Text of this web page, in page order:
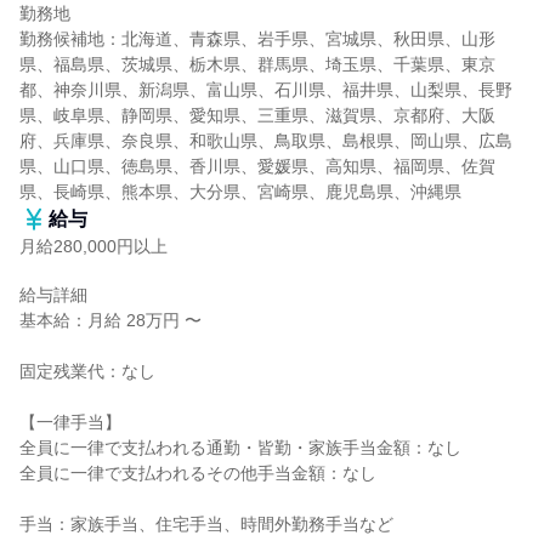
勤務地
勤務候補地：北海道、青森県、岩手県、宮城県、秋田県、山形
県、福島県、茨城県、栃木県、群馬県、埼玉県、千葉県、東京
都、神奈川県、新潟県、富山県、石川県、福井県、山梨県、長野
県、岐阜県、静岡県、愛知県、三重県、滋賀県、京都府、大阪
府、兵庫県、奈良県、和歌山県、鳥取県、島根県、岡山県、広島
県、山口県、徳島県、香川県、愛媛県、高知県、福岡県、佐賀
県、長崎県、熊本県、大分県、宮崎県、鹿児島県、沖縄県
給与
月給280,000円以上
給与詳細
基本給：月給 28万円 〜
固定残業代：なし
【一律手当】
全員に一律で支払われる通勤・皆勤・家族手当金額：なし
全員に一律で支払われるその他手当金額：なし
手当：家族手当、住宅手当、時間外勤務手当など